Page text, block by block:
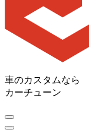
車のカスタムなら
カーチューン